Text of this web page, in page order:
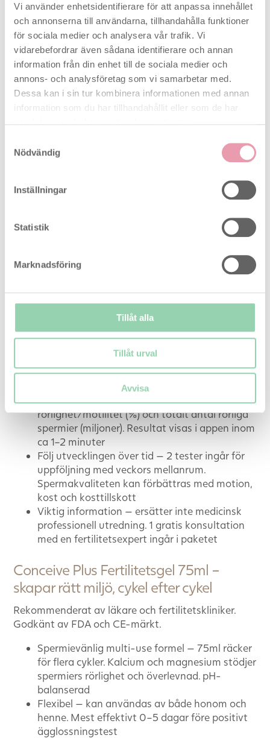
Vi använder enhetsidentifierare för att anpassa innehållet
och annonserna till användarna, tillhandahålla funktioner
för sociala medier och analysera vår trafik. Vi
vidarebefordrar även sådana identifierare och annan
information från din enhet till de sociala medier och
annons- och analysföretag som vi samarbetar med.
Dessa kan i sin tur kombinera informationen med annan
information som du har tillhandahållit eller som de har
Nödvändig
Inställningar
Statistik
Marknadsföring
Tillåt alla
Tillåt urval
Avvisa
Det enda ägglossningstestet som vanligtvis
identifierar 4 eller fler fertila dagar per cykel — med
20 teststickor täcker du flera cykler eller grundlig
testning vid oregelbunden cykel.
Spårar östrogen + LH — hög fertilitet visas
med blinkande smiley, maximal fertilitet med
stadig smiley i 48 timmar. Antalet fertila dagar
engångsteststickor och 1 avläsningsenhet.
teststickor. Om 9+ dagar med hög fertilitet
registreras kan du avsluta testningen den
pågående testperiod
Mer än 99 % noggrann vid LH-påvisning
ExSeed Health Spermtest – klinisk
ExSeed är ett smartphone-baserat spermtest med
en noggrannhet i klass med ledande
laboratorietester, bevisad i kliniska studier.
Analysenheten är CE-märkt och godkänd som
Mäter fyra parametrar — spermavolym (ml),
spermiekoncentration (miljoner/ml), spermiers
rörlighet/motilitet (%) och totalt antal rörliga
spermier (miljoner). Resultat visas i appen inom
ca 1–2 minuter
Följ utvecklingen över tid — 2 tester ingår för
uppföljning med veckors mellanrum.
Spermakvaliteten kan förbättras med motion,
kost och kosttillskott
Viktig information — ersätter inte medicinsk
professionell utredning. 1 gratis konsultation
med en fertilitetsexpert ingår i paketet
Conceive Plus Fertilitetsgel 75ml –
skapar rätt miljö, cykel efter cykel
Rekommenderat av läkare och fertilitetskliniker.
Godkänt av FDA och CE-märkt.
Spermievänlig multi-use formel — 75ml räcker
för flera cykler. Kalcium och magnesium stödjer
spermiers rörlighet och överlevnad. pH-
balanserad
Flexibel — kan användas av både honom och
henne. Mest effektivt 0–5 dagar före positivt
ägglossningstest